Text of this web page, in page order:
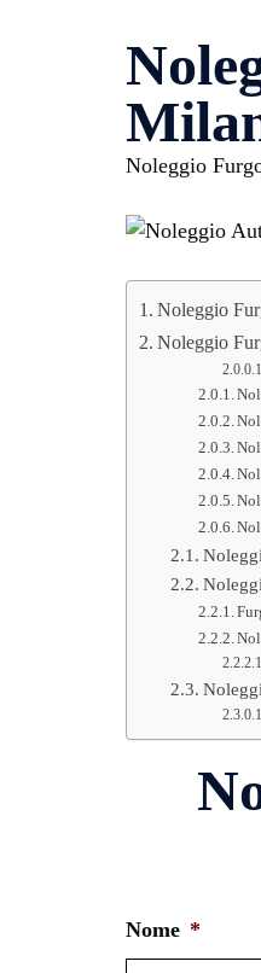
Noleggio
Noleggio
Noleggio
Nome *